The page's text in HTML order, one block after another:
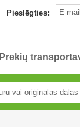
Pieslēgties:
Prekių